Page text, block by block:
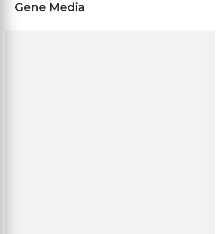
Gene Media